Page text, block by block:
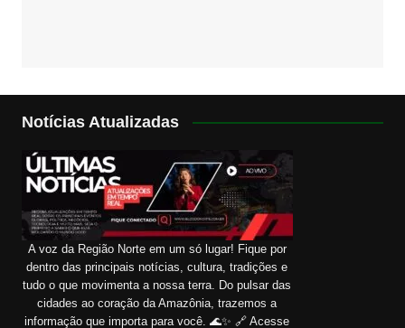
Notícias Atualizadas
A voz da Região Norte em um só lugar! Fique por
dentro das principais notícias, cultura, tradições e
tudo o que movimenta a nossa terra. Do pulsar das
cidades ao coração da Amazônia, trazemos a
informação que importa para você. 🌊✨ 🔗 Acesse